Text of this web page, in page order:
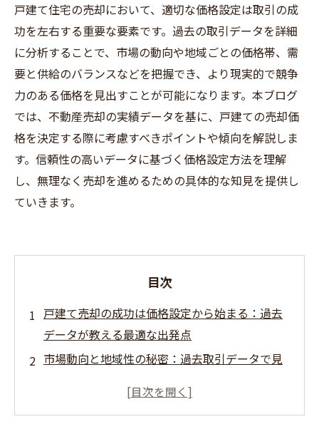
戸建て住宅の売却において、適切な価格設定は取引の成
功を左右する重要な要素です。過去の取引データを詳細
に分析することで、市場の動向や地域ごとの価格帯、需
要と供給のバランスなどを把握でき、より現実的で競争
力のある価格を見出すことが可能になります。本ブログ
では、不動産売却の実績データを基に、戸建ての売却価
格を決定する際に考慮すべきポイントや傾向を解説しま
す。信頼性の高いデータに基づく価格設定方法を理解
し、無理なく売却を進めるための具体的な知見を提供し
ていきます。
目次
戸建て売却の成功は価格設定から始まる：過去
データが教える最適な出発点
市場動向と地域性の秘密：過去取引データで見
需要と供給のバランスを掴む：具体的なデータ